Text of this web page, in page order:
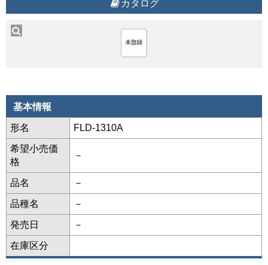
カタログ
基本情報
形名 FLD-1310A
希望小売価
格
－
品名 －
品種名 －
発売日 －
在庫区分